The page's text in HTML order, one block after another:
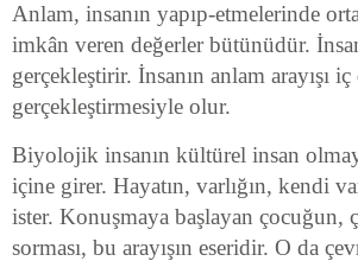
Anlam, insanın yapıp-etmelerinde
imkân veren değerler bütünüdür.
gerçekleştirir. İnsanın anlam arayışı
gerçekleştirmesiyle olur.
Biyolojik insanın kültürel insan
içine girer. Hayatın, varlığın, kendi
ister. Konuşmaya başlayan çocuğun,
sorması, bu arayışın eseridir. O da